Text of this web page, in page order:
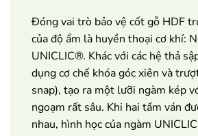
Đóng vai trò bảo vệ cốt gỗ HDF
của độ ẩm là huyền thoại cơ khí:
UNICLIC®. Khác với các hệ thả
dụng cơ chế khóa góc xiên và
snap), tạo ra một lưỡi ngàm kép
ngoạm rất sâu. Khi hai tấm ván
nhau, hình học của ngàm